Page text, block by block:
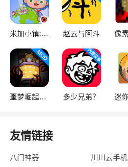
米加小镇:世界 赵云与阿斗
噩梦崛起：生存 多少兄弟？
友情链接
八门神器 川川云手机